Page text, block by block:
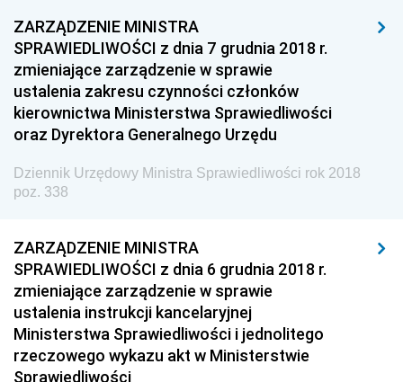
z 19 czerwca 2018 pozycje 190-192
z 18 czerwca 2018 pozycja 189
z 12 czerwca 2018 pozycja 188
z 11 czerwca 2018 pozycja 187
z 7 czerwca 2018 pozycja 186
z 5 czerwca 2018 pozycja 185
z 29 maja 2018 pozycja 180
z 22 maja 2018 pozycja 179
z 21 maja 2018 pozycja 178
z 18 maja 2018 pozycja 177
ZARZĄDZENIE MINISTRA
SPRAWIEDLIWOŚCI z dnia 7 grudnia 2018 r.
zmieniające zarządzenie w sprawie
ustalenia zakresu czynności członków
kierownictwa Ministerstwa Sprawiedliwości
oraz Dyrektora Generalnego Urzędu
Dziennik Urzędowy Ministra Sprawiedliwości rok 2018
poz. 338
ZARZĄDZENIE MINISTRA
SPRAWIEDLIWOŚCI z dnia 6 grudnia 2018 r.
zmieniające zarządzenie w sprawie
ustalenia instrukcji kancelaryjnej
Ministerstwa Sprawiedliwości i jednolitego
rzeczowego wykazu akt w Ministerstwie
Sprawiedliwości